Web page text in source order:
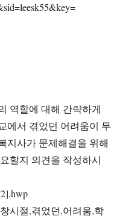
역할에 대해 간략하게
에서 겪었던 어려움이 무
지사가 문제해결을 위해
할지 의견을 작성하시
시절,겪었던,어려움,학